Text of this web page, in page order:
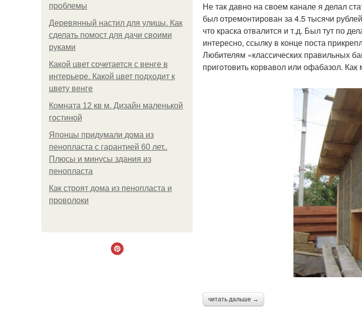
проблемы
Деревянный настил для улицы. Как
сделать помост для дачи своими
руками
Какой цвет сочетается с венге в
интерьере. Какой цвет подходит к
цвету венге
Комната 12 кв м. Дизайн маленькой
гостиной
Японцы придумали дома из
пенопласта с гарантией 60 лет..
Плюсы и минусы здания из
пенопласта
Как строят дома из пенопласта и
проволоки
Не так давно на своем канале я делал
был отремонтирован за 4.5 тысячи
что краска отвалится и т.д. Был тут по
интересно, ссылку в конце поста
Любителям «классических правильных
приготовить корвавол или офабазол. Как
читать дальше →